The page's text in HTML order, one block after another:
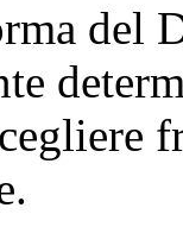
del